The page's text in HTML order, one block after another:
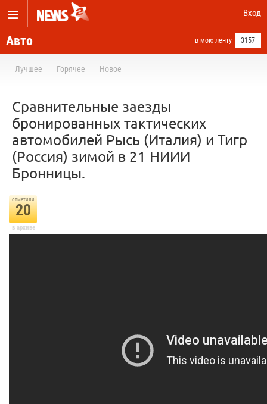
Вход
Авто в мою ленту 3157
Лучшее Горячее Новое
Сравнительные заезды
бронированных тактических
автомобилей Рысь (Италия) и Тигр
(Россия) зимой в 21 НИИИ
Бронницы.
отметили
20
в архиве